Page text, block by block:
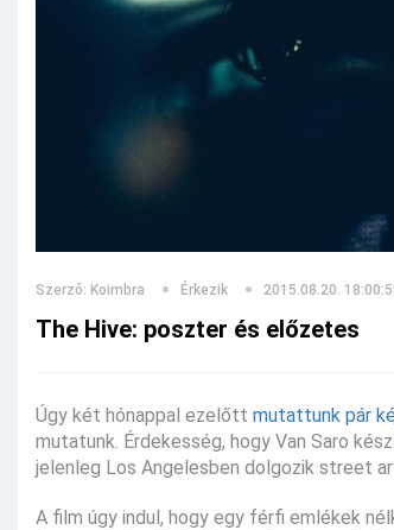
Szerző: Koimbra Érkezik 2015.08.20.
The Hive: poszter és előzetes
Úgy két hónappal ezelőtt mutattunk pár
mutatunk. Érdekesség, hogy Van Saro
jelenleg Los Angelesben dolgozik street
A film úgy indul, hogy egy férfi emlékek